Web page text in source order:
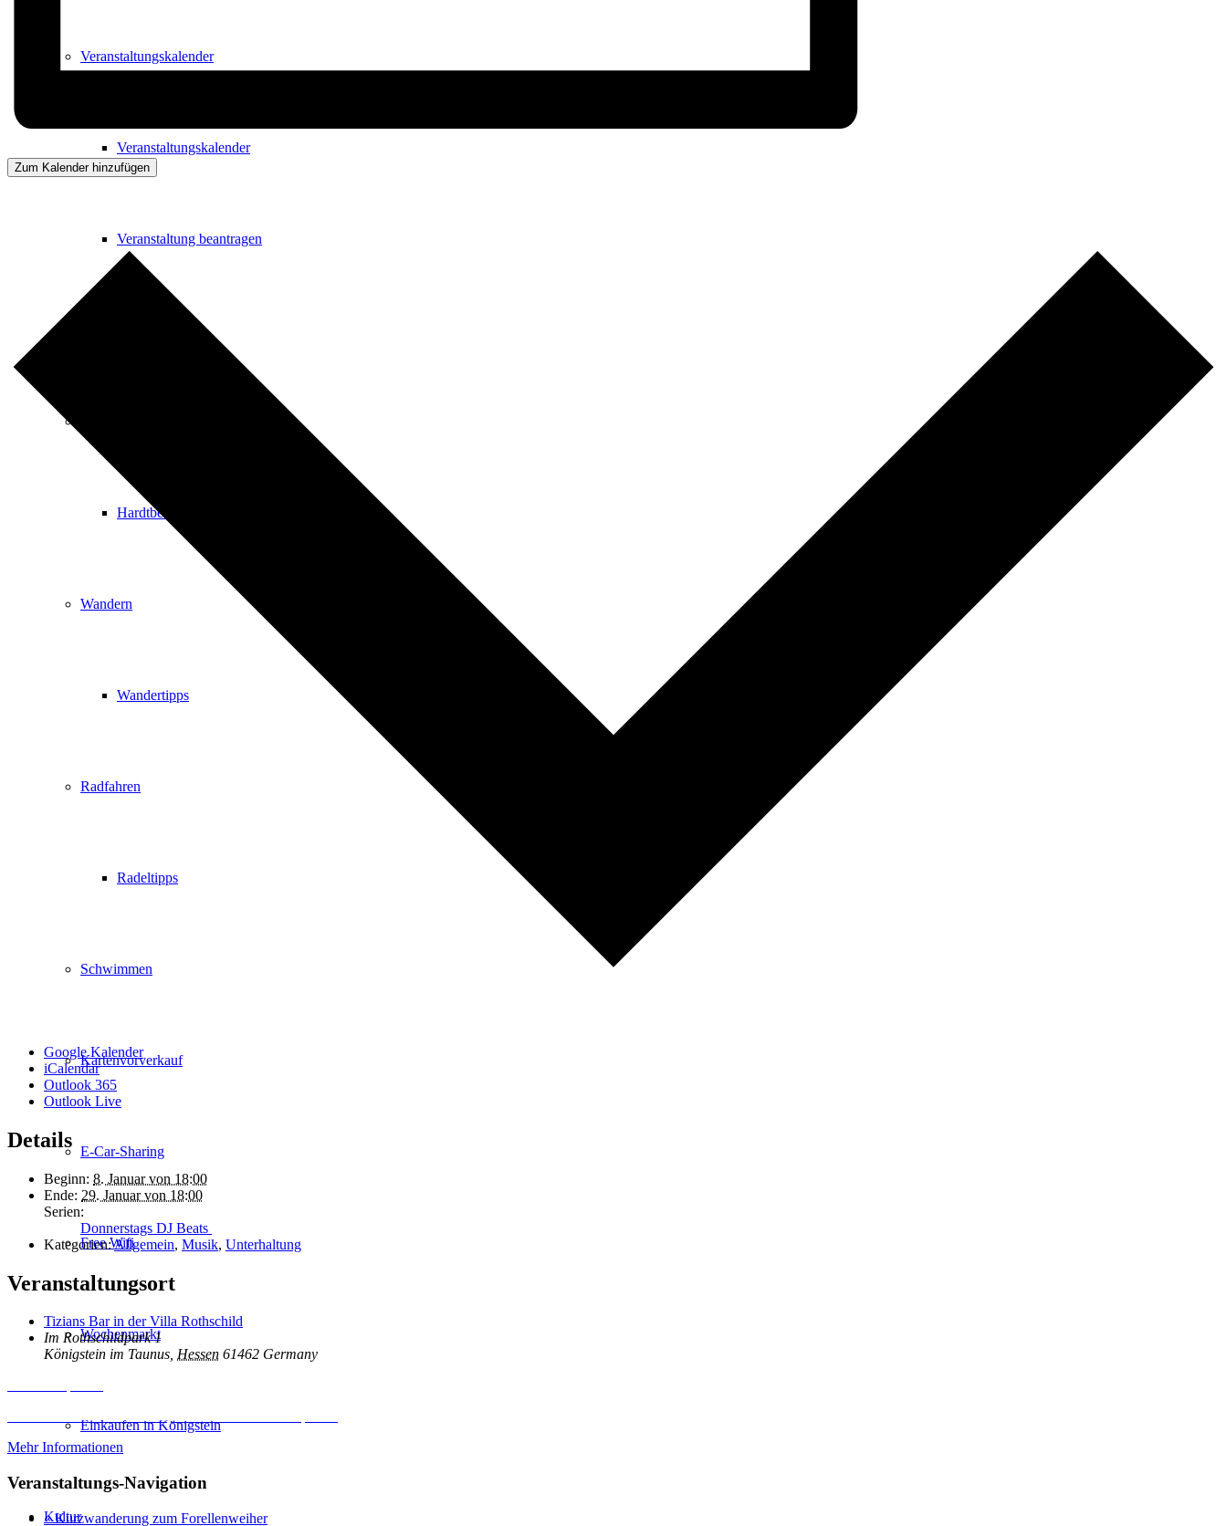
Veranstaltungskalender
Veranstaltungskalender
Veranstaltung beantragen
Hardtbergturm
Wandern
Wandertipps
Radfahren
Radeltipps
Schwimmen
Kartenvorverkauf
E-Car-Sharing
Free Wifi
Wochenmarkt
Einkaufen in Königstein
Kultur
Zum Kalender hinzufügen
Google Kalender
iCalendar
Outlook 365
Outlook Live
Details
Beginn: 8. Januar von 18:00
Ende: 29. Januar von 18:00
Serien:
Donnerstags DJ Beats
Kategorien:Allgemein, Musik, Unterhaltung
Veranstaltungsort
Tizians Bar in der Villa Rothschild
Im Rothschildpark 1
Königstein im Taunus, Hessen 61462 Germany
Erforderlichen Service akzeptieren und Inhalte entsperren
Mehr Informationen
Veranstaltungs-Navigation
«Kurzwanderung zum Forellenweiher